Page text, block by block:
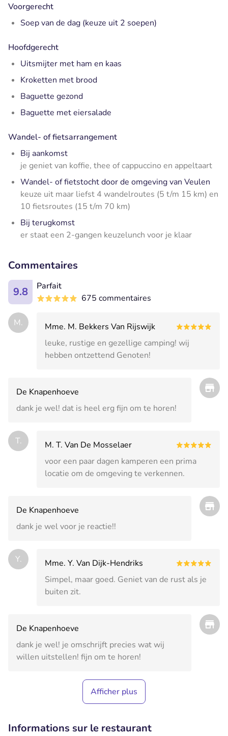
Voorgerecht
Soep van de dag (keuze uit 2 soepen)
Hoofdgerecht
Uitsmijter met ham en kaas
Kroketten met brood
Baguette gezond
Baguette met eiersalade
Wandel- of fietsarrangement
Bij aankomst
je geniet van koffie, thee of cappuccino en appeltaart
Wandel- of fietstocht door de omgeving van Veulen
keuze uit maar liefst 4 wandelroutes (5 t/m 15 km) en
10 fietsroutes (15 t/m 70 km)
Bij terugkomst
er staat een 2-gangen keuzelunch voor je klaar
Commentaires
9.8
Parfait
675 commentaires
M.
Mme. M. Bekkers Van Rijswijk
leuke, rustige en gezellige camping! wij
hebben ontzettend Genoten!
De Knapenhoeve
dank je wel! dat is heel erg fijn om te horen!
T.
M. T. Van De Mosselaer
voor een paar dagen kamperen een prima
locatie om de omgeving te verkennen.
De Knapenhoeve
dank je wel voor je reactie!!
Y.
Mme. Y. Van Dijk-Hendriks
Simpel, maar goed. Geniet van de rust als je
buiten zit.
De Knapenhoeve
dank je wel! je omschrijft precies wat wij
willen uitstellen! fijn om te horen!
Afficher plus
Informations sur le restaurant